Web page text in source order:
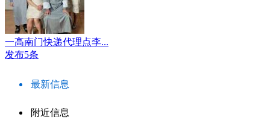
一高南门快递代理点李...
发布5条
最新信息
附近信息